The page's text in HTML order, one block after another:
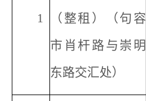
1
（整租）（句容
市肖杆路与崇明
东路交汇处）